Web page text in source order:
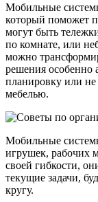
Мобильные
который поможет
могут быть
по комнате, или
можно
решения особенно
планировку или не
мебелью.
Мобильные
игрушек, рабочих
своей гибкости,
текущие задачи,
кругу.